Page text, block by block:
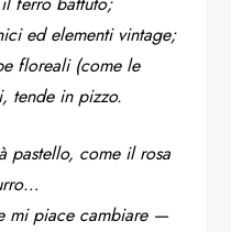
ed elementi vintage;
floreali (come le
tende in pizzo.
pastello, come il rosa
mi piace cambiare —